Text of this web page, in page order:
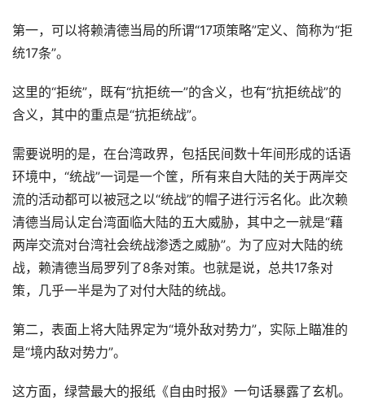
第一，可以将赖清德当局的所谓“17项策略”定义、简称为“拒
统17条”。
这里的“拒统”，既有“抗拒统一”的含义，也有“抗拒统战”的
含义，其中的重点是“抗拒统战”。
需要说明的是，在台湾政界，包括民间数十年间形成的话语
环境中，“统战”一词是一个筐，所有来自大陆的关于两岸交
流的活动都可以被冠之以“统战”的帽子进行污名化。此次赖
清德当局认定台湾面临大陆的五大威胁，其中之一就是“藉
两岸交流对台湾社会统战渗透之威胁”。为了应对大陆的统
战，赖清德当局罗列了8条对策。也就是说，总共17条对
策，几乎一半是为了对付大陆的统战。
第二，表面上将大陆界定为“境外敌对势力”，实际上瞄准的
是“境内敌对势力”。
这方面，绿营最大的报纸《自由时报》一句话暴露了玄机。